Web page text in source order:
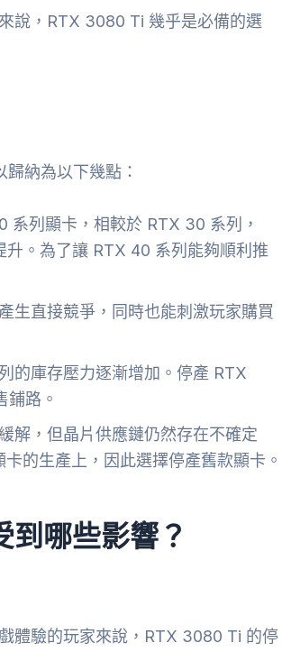
說，RTX 3080 Ti 幾乎是必備的選
納為以下幾點：
系列顯卡，相較於 RTX 30 系列，
。為了讓 RTX 40 系列能夠順利推
生直接競爭，同時也能刺激玩家購買
的庫存壓力逐漸增加。停產 RTX
路。
解，但晶片供應鏈仍然存在不確定
的生產上，因此選擇停產舊款顯卡。
到哪些影響？
體驗的玩家來說，RTX 3080 Ti 的停